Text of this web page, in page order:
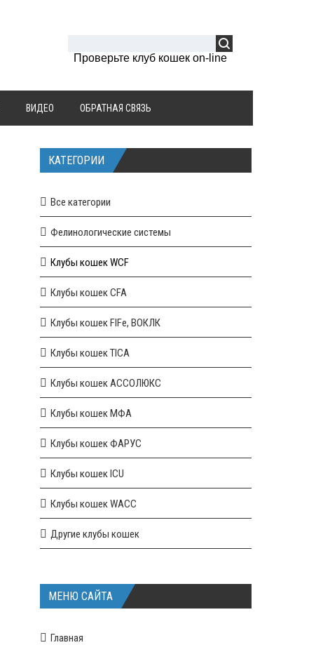
Проверьте клуб кошек on-line
ВИДЕО ОБРАТНАЯ СВЯЗЬ
КАТЕГОРИИ
Все категории
Фелинологические системы
Клубы кошек WCF
Клубы кошек CFA
Клубы кошек FIFe, ВОКЛК
Клубы кошек TICA
Клубы кошек АССОЛЮКС
Клубы кошек МФА
Клубы кошек ФАРУС
Клубы кошек ICU
Клубы кошек WACC
Другие клубы кошек
МЕНЮ САЙТА
Главная